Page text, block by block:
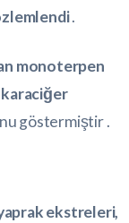
.
monoterpen
karaciğer
göstermiştir .
ekstreleri,